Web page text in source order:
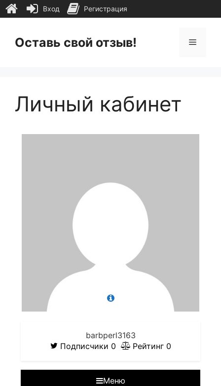
содержимому
Оставь свой отзыв! Меню
Личный кабинет
barbperl3163
Подписчики 0 Рейтинг 0
Меню
Вход Регистрация